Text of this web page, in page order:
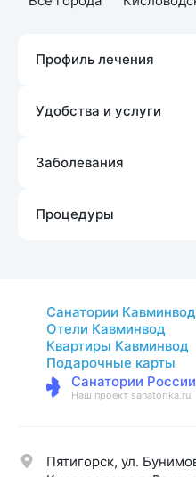
Профиль лечения
Удобства и услуги
Заболевания
Процедуры
Санатории Кавминвод
Отели Кавминвод
Квартиры Кавминвод
Подарочные карты
Санатории России
Наш проект sanatorika.ru
Пятигорск, ул.